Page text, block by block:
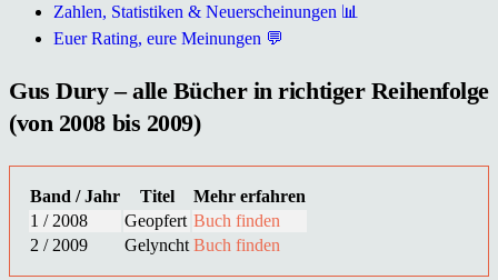
Zahlen, Statistiken & Neuerscheinungen 📊
Euer Rating, eure Meinungen 💬
Gus Dury – alle Bücher in richtiger Reihenfolge
(von 2008 bis 2009)
Band / Jahr Titel
Mehr erfahren
1 / 2008
Geopfert Buch finden
2 / 2009
Gelyncht Buch finden